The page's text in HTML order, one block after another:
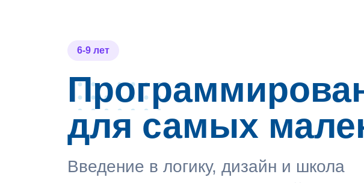
6-9 лет
для самых
Введение в логику, дизайн и школа